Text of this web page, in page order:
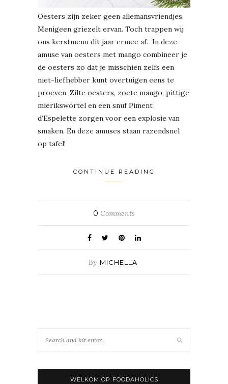
Oesters zijn zeker geen allemansvriendjes.
Menigeen griezelt ervan. Toch trappen wij
ons kerstmenu dit jaar ermee af. In deze
amuse van oesters met mango combineer je
de oesters zo dat je misschien zelfs een
niet-liefhebber kunt overtuigen eens te
proeven. Zilte oesters, zoete mango, pittige
mierikswortel en een snuf Piment
d’Espelette zorgen voor een explosie van
smaken. En deze amuses staan razendsnel
op tafel!
CONTINUE READING
0 Comments
By MICHELLA
WELKOM OP FOODAHOLICS